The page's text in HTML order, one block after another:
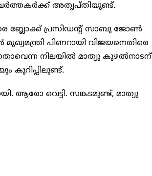
അതൃപ്തിയുണ്ട്.
ബ്ലോക്ക് പ്രസിഡൻ്റ് സാബു ജോൺ
പിണറായി വിജയനെതിരെ
നിലയിൽ മാത്യു കുഴൽനാടന്
കുറിപ്പിലുണ്ട്.
ആരോ വെട്ടി. സങ്കടമുണ്ട്, മാത്യു